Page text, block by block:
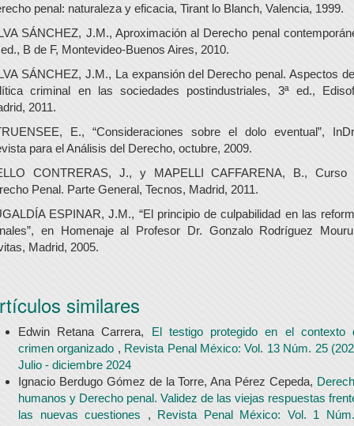
penal: naturaleza y eficacia, Tirant lo Blanch, Valencia, 1999.
SÁNCHEZ, J.M., Aproximación al Derecho penal
ed., B de F, Montevideo-Buenos Aires, 2010.
SÁNCHEZ, J.M., La expansión del Derecho penal. Aspectos
criminal en las sociedades postindustriales, 3ª ed.,
2011.
E., “Consideraciones sobre el dolo eventual”,
para el Análisis del Derecho, octubre, 2009.
CONTRERAS, J., y MAPELLI CAFFARENA, B., Curso
Penal. Parte General, Tecnos, Madrid, 2011.
ESPINAR, J.M., “El principio de culpabilidad en las
en Homenaje al Profesor Dr. Gonzalo Rodríguez
Madrid, 2005.
similares
Edwin Retana Carrera, El testigo protegido en el contexto
crimen organizado , Revista Penal México: Vol. 13 Núm. 25
Julio - diciembre 2024
Ignacio Berdugo Gómez de la Torre, Ana Pérez Cepeda,
humanos y Derecho penal. Validez de las viejas respuestas
las nuevas cuestiones , Revista Penal México: Vol. 1